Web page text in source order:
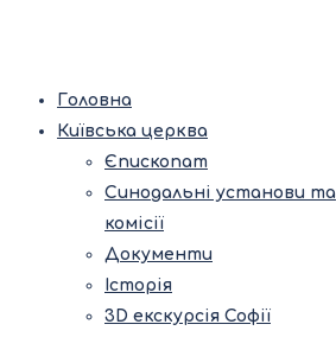
Головна
Київська церква
Єпископат
Синодальні установи та
комісії
Документи
Історія
3D екскурсія Софії